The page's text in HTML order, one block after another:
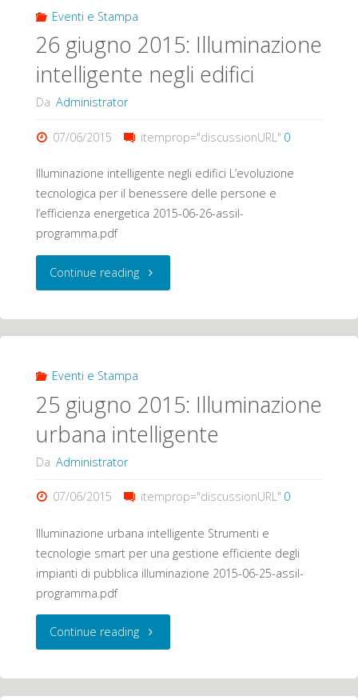
cittadini"
Incontra:
Procedure
l’efficientamento
energetico"
Eventi e Stampa
26 giugno 2015: Illuminazione
intelligente negli edifici
Da Administrator
07/06/2015 itemprop="discussionURL" 0
Illuminazione intelligente negli edifici L’evoluzione
tecnologica per il benessere delle persone e
l’efficienza energetica 2015-06-26-assil-
programma.pdf
Continue reading"26
2015:
intelligente
negli
Eventi e Stampa
25 giugno 2015: Illuminazione
urbana intelligente
Da Administrator
07/06/2015 itemprop="discussionURL" 0
Illuminazione urbana intelligente Strumenti e
tecnologie smart per una gestione efficiente degli
impianti di pubblica illuminazione 2015-06-25-assil-
programma.pdf
Continue reading"25